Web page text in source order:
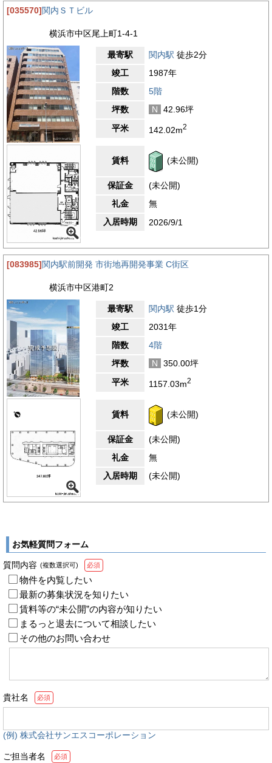
[035570]関内ＳＴビル
横浜市中区尾上町1-4-1
最寄駅 関内駅 徒歩2分
竣工
1987年
階数
5階
坪数
N
42.96坪
平米
142.02m2
賃料 (未公開)
保証金
(未公開)
礼金
無
入居時期
2026/9/1
[083985]関内駅前開発 市街地再開発事業 C街区
横浜市中区港町2
最寄駅 関内駅 徒歩1分
竣工
2031年
階数
4階
坪数
N
350.00坪
平米
1157.03m2
賃料 (未公開)
保証金
(未公開)
礼金
無
入居時期
(未公開)
お気軽質問フォーム
質問内容 (複数選択可) 必須
物件を内覧したい
最新の募集状況を知りたい
賃料等の“未公開”の内容が知りたい
まるっと退去について相談したい
その他のお問い合わせ
貴社名 必須
(例) 株式会社サンエスコーポレーション
ご担当者名 必須